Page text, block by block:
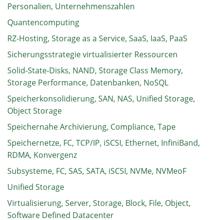
Personalien, Unternehmenszahlen
Quantencomputing
RZ-Hosting, Storage as a Service, SaaS, IaaS, PaaS
Sicherungsstrategie virtualisierter Ressourcen
Solid-State-Disks, NAND, Storage Class Memory,
Storage Performance, Datenbanken, NoSQL
Speicherkonsolidierung, SAN, NAS, Unified Storage,
Object Storage
Speichernahe Archivierung, Compliance, Tape
Speichernetze, FC, TCP/IP, iSCSI, Ethernet, InfiniBand,
RDMA, Konvergenz
Subsysteme, FC, SAS, SATA, iSCSI, NVMe, NVMeoF
Unified Storage
Virtualisierung, Server, Storage, Block, File, Object,
Software Defined Datacenter